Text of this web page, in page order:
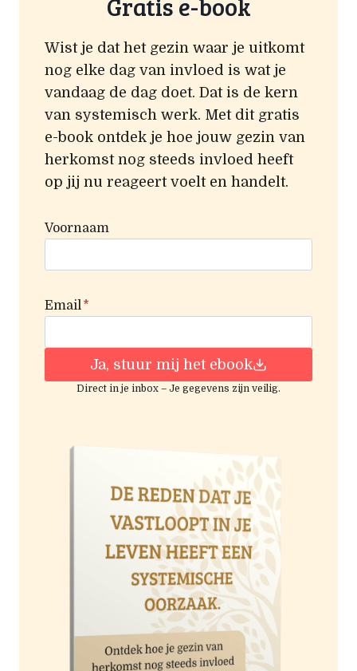
Gratis e-book
Wist je dat het gezin waar je uitkomt
nog elke dag van invloed is wat je
vandaag de dag doet. Dat is de kern
van systemisch werk. Met dit gratis
e-book ontdek je hoe jouw gezin van
herkomst nog steeds invloed heeft
op jij nu reageert voelt en handelt.
Voornaam
Email*
Ja, stuur mij het ebook
Direct in je inbox – Je gegevens zijn veilig.